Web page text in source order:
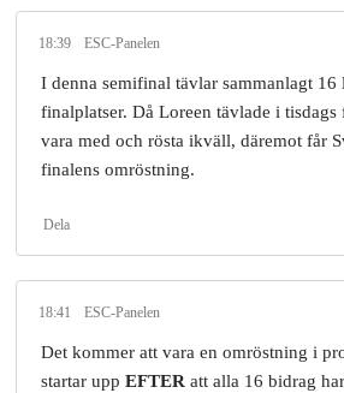
18:39 ESC-Panelen
I denna semifinal tävlar sammanlagt 16
finalplatser. Då Loreen tävlade i tisdags
vara med och rösta ikväll, däremot får
finalens omröstning.
Dela
18:41 ESC-Panelen
Det kommer att vara en omröstning i
startar upp EFTER att alla 16 bidrag